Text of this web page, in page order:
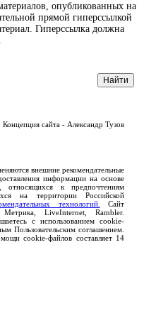
опубликованных на
прямой гиперссылкой
Гиперссылка должна
Концепция сайта - Александр Тузов
внешние рекомендательные
информации на основе
относящихся к предпочтениям
на территории Российской
технологий.
Сайт
Метрика, LiveInternet, Rambler.
с использованием cookie-
Пользовательским соглашением.
cookie-файлов составляет 14